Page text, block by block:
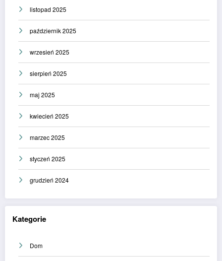
listopad 2025
październik 2025
wrzesień 2025
sierpień 2025
maj 2025
kwiecień 2025
marzec 2025
styczeń 2025
grudzień 2024
Kategorie
Dom